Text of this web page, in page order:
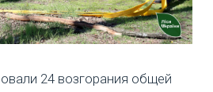
24 возгорания общей